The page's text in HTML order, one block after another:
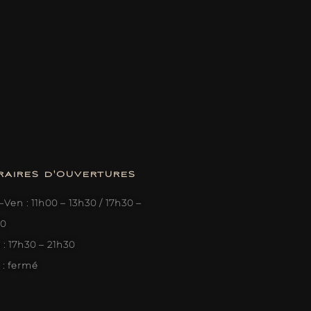
D'OUVERTURES
: 11h00 – 13h30 / 17h30 –
: 17h30 – 21h30
: fermé